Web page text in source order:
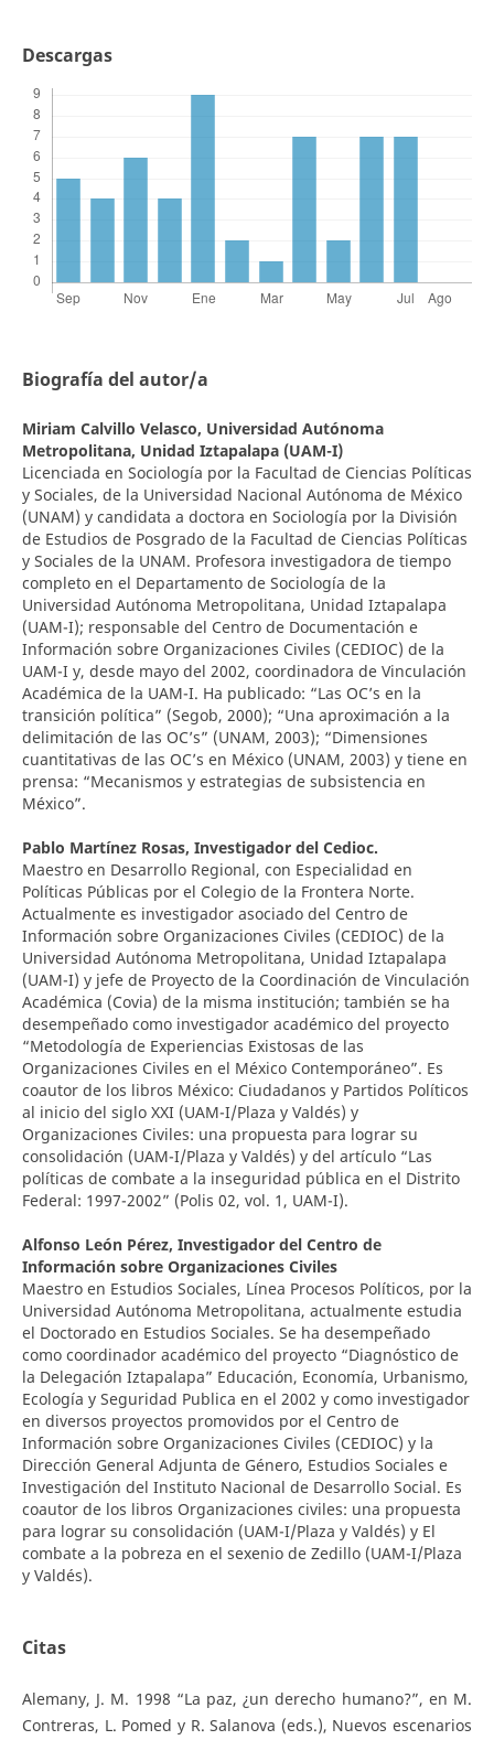
Descargas
Biografía del autor/a
Miriam Calvillo Velasco, Universidad Autónoma
Metropolitana, Unidad Iztapalapa (UAM-I)
Licenciada en Sociología por la Facultad de Ciencias Políticas
y Sociales, de la Universidad Nacional Autónoma de México
(UNAM) y candidata a doctora en Sociología por la División
de Estudios de Posgrado de la Facultad de Ciencias Políticas
y Sociales de la UNAM. Profesora investigadora de tiempo
completo en el Departamento de Sociología de la
Universidad Autónoma Metropolitana, Unidad Iztapalapa
(UAM-I); responsable del Centro de Documentación e
Información sobre Organizaciones Civiles (CEDIOC) de la
UAM-I y, desde mayo del 2002, coordinadora de Vinculación
Académica de la UAM-I. Ha publicado: “Las OC’s en la
transición política” (Segob, 2000); “Una aproximación a la
delimitación de las OC’s” (UNAM, 2003); “Dimensiones
cuantitativas de las OC’s en México (UNAM, 2003) y tiene en
prensa: “Mecanismos y estrategias de subsistencia en
México”.
Pablo Martínez Rosas, Investigador del Cedioc.
Maestro en Desarrollo Regional, con Especialidad en
Políticas Públicas por el Colegio de la Frontera Norte.
Actualmente es investigador asociado del Centro de
Información sobre Organizaciones Civiles (CEDIOC) de la
Universidad Autónoma Metropolitana, Unidad Iztapalapa
(UAM-I) y jefe de Proyecto de la Coordinación de Vinculación
Académica (Covia) de la misma institución; también se ha
desempeñado como investigador académico del proyecto
“Metodología de Experiencias Existosas de las
Organizaciones Civiles en el México Contemporáneo”. Es
coautor de los libros México: Ciudadanos y Partidos Políticos
al inicio del siglo XXI (UAM-I/Plaza y Valdés) y
Organizaciones Civiles: una propuesta para lograr su
consolidación (UAM-I/Plaza y Valdés) y del artículo “Las
políticas de combate a la inseguridad pública en el Distrito
Federal: 1997-2002” (Polis 02, vol. 1, UAM-I).
Alfonso León Pérez, Investigador del Centro de
Información sobre Organizaciones Civiles
Maestro en Estudios Sociales, Línea Procesos Políticos, por la
Universidad Autónoma Metropolitana, actualmente estudia
el Doctorado en Estudios Sociales. Se ha desempeñado
como coordinador académico del proyecto “Diagnóstico de
la Delegación Iztapalapa” Educación, Economía, Urbanismo,
Ecología y Seguridad Publica en el 2002 y como investigador
en diversos proyectos promovidos por el Centro de
Información sobre Organizaciones Civiles (CEDIOC) y la
Dirección General Adjunta de Género, Estudios Sociales e
Investigación del Instituto Nacional de Desarrollo Social. Es
coautor de los libros Organizaciones civiles: una propuesta
para lograr su consolidación (UAM-I/Plaza y Valdés) y El
combate a la pobreza en el sexenio de Zedillo (UAM-I/Plaza
y Valdés).
Citas
Alemany, J. M. 1998 “La paz, ¿un derecho humano?”, en M.
Contreras, L. Pomed y R. Salanova (eds.), Nuevos escenarios